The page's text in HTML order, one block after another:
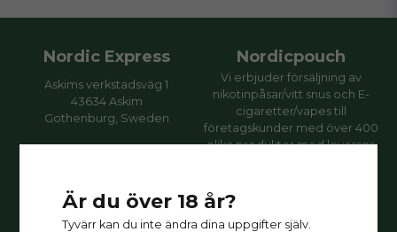
Är du över 18 år?
Tyvärr kan du inte ändra dina uppgifter själv.
Nordic Express
Askims verkstadsväg 1
43634 Askim
Gothenburg, Sweden
Kontakt:
Besökkontakt
Nordicpouch
Vi erbjuder försäljning av
nikotinpåsar/vitt snus och E-
cigaretter/vapes till
företagskunder med över 400
olika produkter med leverans